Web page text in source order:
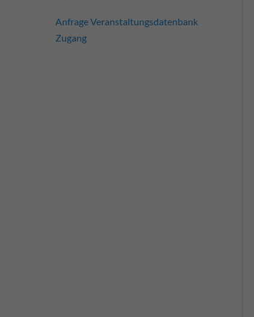
Anfrage Veranstaltungsdatenbank
Zugang